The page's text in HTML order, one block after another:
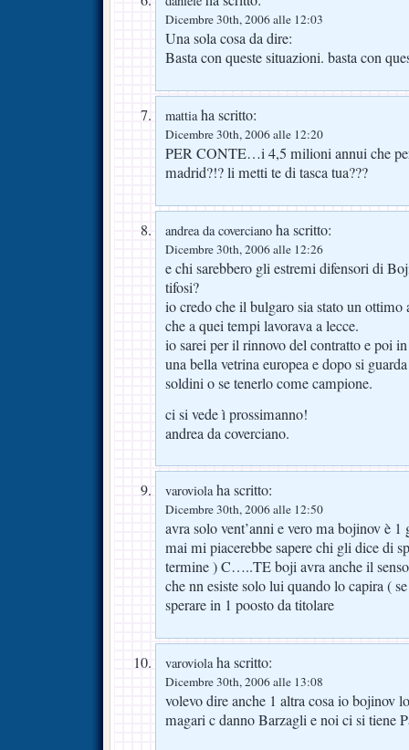
Dicembre 30th, 2006 alle 12:03
Una sola cosa da dire:
Basta con queste situazioni. basta con
mattiaha scritto:
Dicembre 30th, 2006 alle 12:20
PER CONTE…i 4,5 milioni annui che
madrid?!? li metti te di tasca tua???
andrea da coverciano ha scritto:
Dicembre 30th, 2006 alle 12:26
e chi sarebbero gli estremi difensori di
tifosi?
io credo che il bulgaro sia stato un ottimo
che a quei tempi lavorava a lecce.
io sarei per il rinnovo del contratto e poi
una bella vetrina europea e dopo si
soldini o se tenerlo come campione.
ci si vede ì prossimanno!
andrea da coverciano.
varoviolaha scritto:
Dicembre 30th, 2006 alle 12:50
avra solo vent’anni e vero ma bojinov è
mai mi piacerebbe sapere chi gli dice di
termine ) C…..TE boji avra anche il
che nn esiste solo lui quando lo capira (
sperare in 1 poosto da titolare
varoviolaha scritto:
Dicembre 30th, 2006 alle 13:08
volevo dire anche 1 altra cosa io bojinov
magari c danno Barzagli e noi ci si tiene